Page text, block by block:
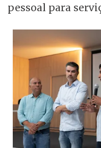
pessoal para